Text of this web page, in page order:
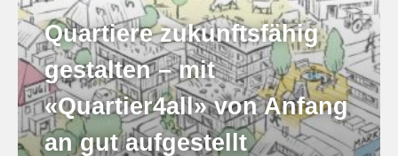
Quartiere zukunftsfähig
gestalten – mit
«Quartier4all» von Anfang
an gut aufgestellt